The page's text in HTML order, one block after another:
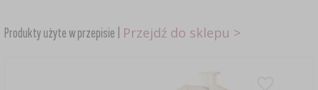
Produkty użyte w przepisie | Przejdź do sklepu >